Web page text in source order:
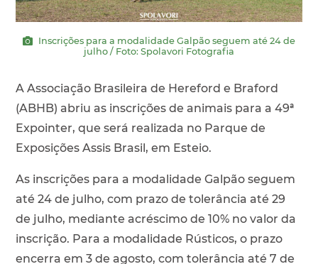
Inscrições para a modalidade Galpão seguem até 24 de
julho / Foto: Spolavori Fotografia
A Associação Brasileira de Hereford e Braford
(ABHB) abriu as inscrições de animais para a 49ª
Expointer, que será realizada no Parque de
Exposições Assis Brasil, em Esteio.
As inscrições para a modalidade Galpão seguem
até 24 de julho, com prazo de tolerância até 29
de julho, mediante acréscimo de 10% no valor da
inscrição. Para a modalidade Rústicos, o prazo
encerra em 3 de agosto, com tolerância até 7 de